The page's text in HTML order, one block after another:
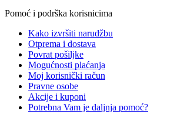
Pomoć i podrška korisnicima
Kako izvršiti narudžbu
Otprema i dostava
Povrat pošiljke
Mogućnosti plaćanja
Moj korisnički račun
Pravne osobe
Akcije i kuponi
Potrebna Vam je daljnja pomoć?